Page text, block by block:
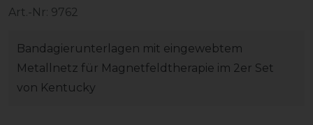
Art.-Nr: 9762
Bandagierunterlagen mit eingewebtem
Metallnetz für Magnetfeldtherapie im 2er Set
von Kentucky